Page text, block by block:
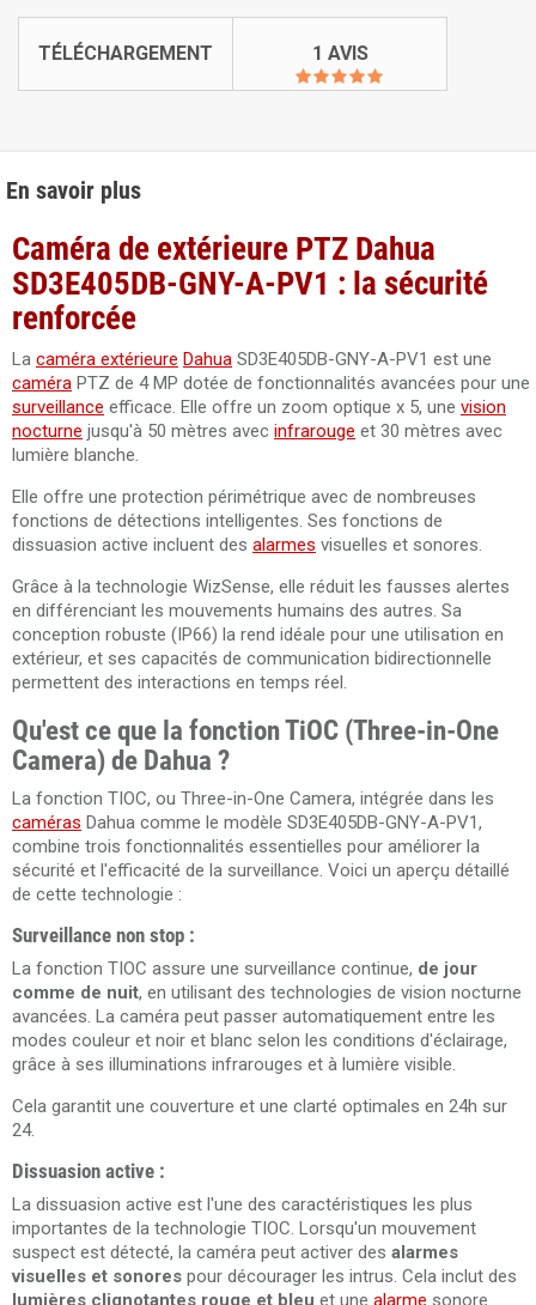
TÉLÉCHARGEMENT 1 AVIS
En savoir plus
Caméra de extérieure PTZ Dahua
SD3E405DB-GNY-A-PV1 : la sécurité
renforcée
La caméra extérieure Dahua SD3E405DB-GNY-A-PV1 est une
caméra PTZ de 4 MP dotée de fonctionnalités avancées pour une
surveillance efficace. Elle offre un zoom optique x 5, une vision
nocturne jusqu'à 50 mètres avec infrarouge et 30 mètres avec
lumière blanche.
Elle offre une protection périmétrique avec de nombreuses
fonctions de détections intelligentes. Ses fonctions de
dissuasion active incluent des alarmes visuelles et sonores.
Grâce à la technologie WizSense, elle réduit les fausses alertes
en différenciant les mouvements humains des autres. Sa
conception robuste (IP66) la rend idéale pour une utilisation en
extérieur, et ses capacités de communication bidirectionnelle
permettent des interactions en temps réel.
Qu'est ce que la fonction TiOC (Three-in-One
Camera) de Dahua ?
La fonction TIOC, ou Three-in-One Camera, intégrée dans les
caméras Dahua comme le modèle SD3E405DB-GNY-A-PV1,
combine trois fonctionnalités essentielles pour améliorer la
sécurité et l'efficacité de la surveillance. Voici un aperçu détaillé
de cette technologie :
Surveillance non stop :
La fonction TIOC assure une surveillance continue, de jour
comme de nuit, en utilisant des technologies de vision nocturne
avancées. La caméra peut passer automatiquement entre les
modes couleur et noir et blanc selon les conditions d'éclairage,
grâce à ses illuminations infrarouges et à lumière visible.
Cela garantit une couverture et une clarté optimales en 24h sur
24​.
Dissuasion active :
La dissuasion active est l'une des caractéristiques les plus
importantes de la technologie TIOC. Lorsqu'un mouvement
suspect est détecté, la caméra peut activer des alarmes
visuelles et sonores pour décourager les intrus. Cela inclut des
lumières clignotantes rouge et bleu et une alarme sonore.